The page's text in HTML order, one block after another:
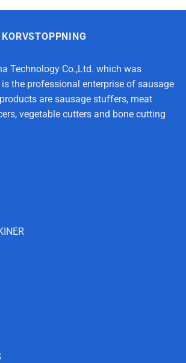
Technology Co.,Ltd. which was
the professional enterprise of sausage
are sausage stuffers, meat
vegetable cutters and bone cutting